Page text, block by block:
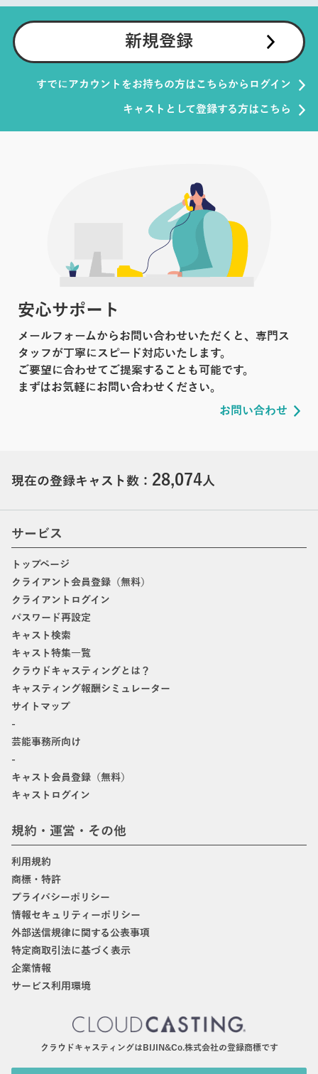
新規登録
すでにアカウントをお持ちの方はこちらからログイン
キャストとして登録する方はこちら
安心サポート
メールフォームからお問い合わせいただくと、専門ス
タッフが丁寧にスピード対応いたします。
ご要望に合わせてご提案することも可能です。
まずはお気軽にお問い合わせください。
お問い合わせ
現在の登録キャスト数： 28,074人
サービス
トップページ
クライアント会員登録（無料）
クライアントログイン
パスワード再設定
キャスト検索
キャスト特集一覧
クラウドキャスティングとは？
キャスティング報酬シミュレーター
サイトマップ
-
芸能事務所向け
-
キャスト会員登録（無料）
キャストログイン
規約・運営・その他
利用規約
商標・特許
プライバシーポリシー
情報セキュリティーポリシー
外部送信規律に関する公表事項
特定商取引法に基づく表示
企業情報
サービス利用環境
クラウドキャスティングはBIJIN&Co.株式会社の登録商標です